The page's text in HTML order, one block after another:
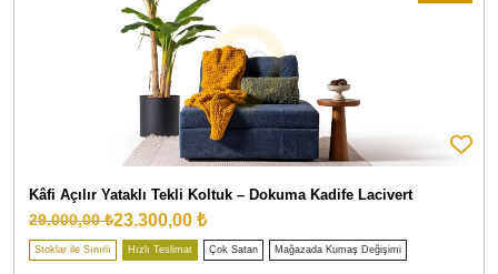
Kâfi Açılır Yataklı Tekli Koltuk – Dokuma Kadife Lacivert
29.000,00 ₺23.300,00 ₺
Stoklar ile Sınırlı Hızlı Teslimat Çok Satan Mağazada Kumaş Değişimi